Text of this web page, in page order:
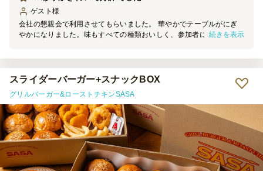
ゲスト 様
会社の懇親会で利用させてもらいました。 華やかでテーブルがにぎ
やかになりました。味もすべての種類おいしく、参加者にもとても好
続きを表示
スライダーバーガー+スナックBOX
グリルバーガー&ローストチキンSASA